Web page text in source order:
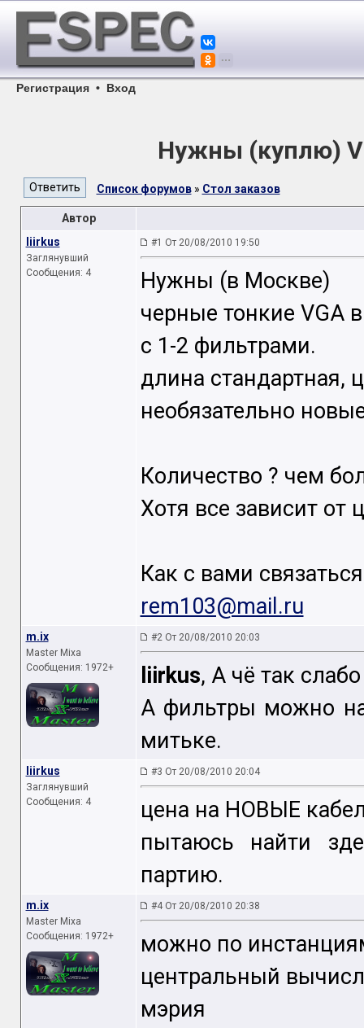
Регистрация • Вход
Нужны (куплю)
Список форумов» Стол заказов
Автор
liirkus
Заглянувший
Сообщения: 4
#1 От 20/08/2010 19:50
Нужны (в Москве)
черные тонкие VGA
с 1-2 фильтрами.
длина стандартная,
необязательно
Количество ? чем
Хотя все зависит от
Как с вами
rem103@mail.ru
m.ix
Master Mixa
Сообщения: 1972+
#2 От 20/08/2010 20:03
liirkus, А чё так
А фильтры можно
митьке.
liirkus
Заглянувший
Сообщения: 4
#3 От 20/08/2010 20:04
цена на НОВЫЕ
пытаюсь найти
партию.
m.ix
Master Mixa
Сообщения: 1972+
#4 От 20/08/2010 20:38
можно по
центральный
мэрия